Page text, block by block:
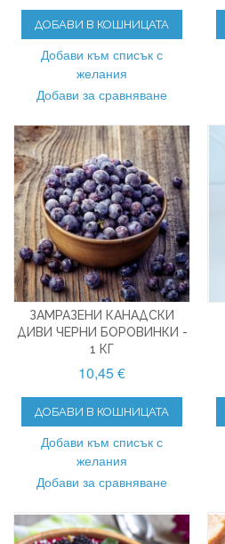
ДОБАВИ В КОШНИЦАТА
Добави към списък с
желания
Добави за сравняване
ЗАМРАЗЕНИ КАНАДСКИ
ДИВИ ЧЕРНИ БОРОВИНКИ -
1 КГ
10,45 €
ДОБАВИ В КОШНИЦАТА
Добави към списък с
желания
Добави за сравняване